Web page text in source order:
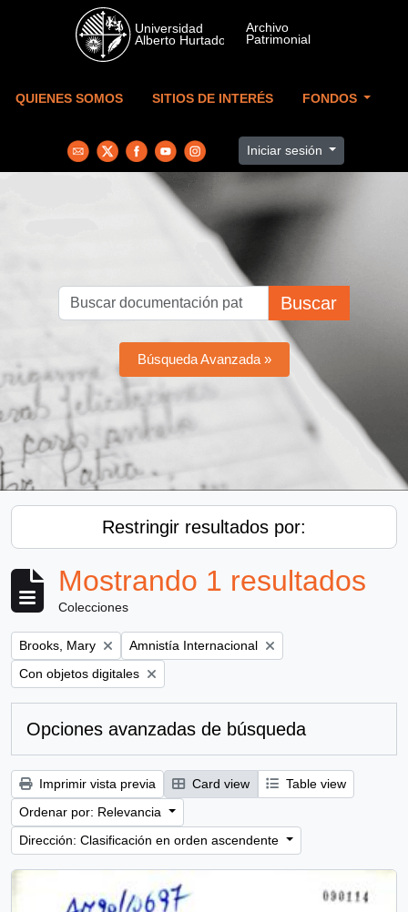
Skip to main content
QUIENES SOMOS SITIOS DE INTERÉS FONDOS
Iniciar sesión
Buscar
Búsqueda Avanzada »
Restringir resultados por:
Mostrando 1 resultados
Colecciones
Remove filter:
Brooks, Mary Remove filter:
Amnistía Internacional
Remove filter:
Con objetos digitales
Opciones avanzadas de búsqueda
Imprimir vista previa Card view
Table view
Ordenar por: Relevancia
Dirección: Clasificación en orden ascendente